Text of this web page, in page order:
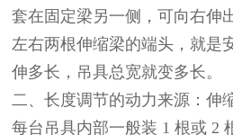
套在固定梁另一侧，可向右伸
左右两根伸缩梁的端头，就是
伸多长，吊具总宽就变多长。
二、长度调节的动力来源：伸
每台吊具内部一般装 1 根或 2